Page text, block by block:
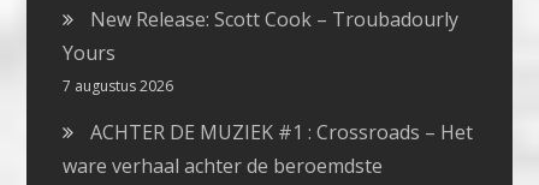
New Release: Scott Cook – Troubadourly
Yours
7 augustus 2026
ACHTER DE MUZIEK #1 : Crossroads – Het
ware verhaal achter de beroemdste